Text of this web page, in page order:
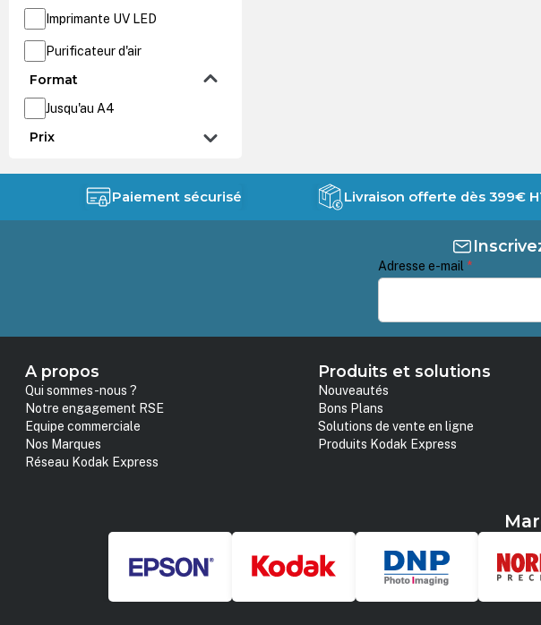
Imprimante UV LED
Purificateur d'air
Format
Jusqu'au A4
Prix
Paiement sécurisé Livraison offerte dès 399€
Adresse e-mail *
A propos
Qui sommes-nous ?
Notre engagement RSE
Equipe commerciale
Nos Marques
Réseau Kodak Express
Produits et solutions
Nouveautés
Bons Plans
Solutions de vente en ligne
Produits Kodak Express